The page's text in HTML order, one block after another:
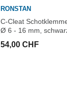
RONSTAN
C-Cleat
Ø 6 - 16 mm,
54,00 CHF